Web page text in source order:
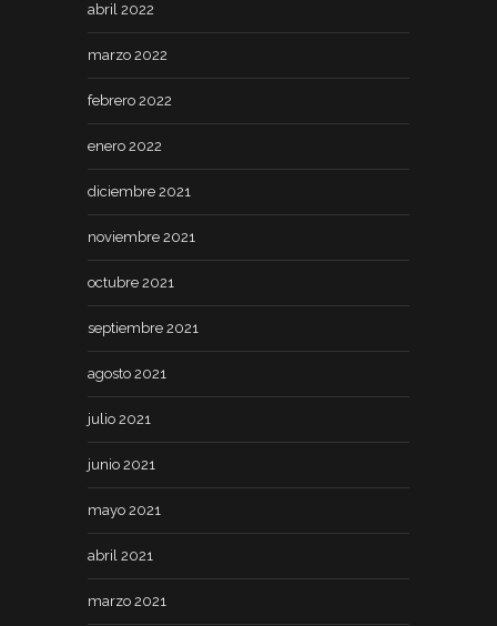
abril 2022
marzo 2022
febrero 2022
enero 2022
diciembre 2021
noviembre 2021
octubre 2021
septiembre 2021
agosto 2021
julio 2021
junio 2021
mayo 2021
abril 2021
marzo 2021